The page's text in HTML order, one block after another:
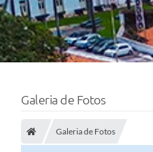
Galeria de Fotos
Galeria de Fotos